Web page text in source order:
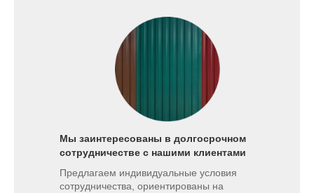
Мы заинтересованы в долгосрочном
сотрудничестве с нашими клиентами
Предлагаем индивидуальные условия
сотрудничества, ориентированы на